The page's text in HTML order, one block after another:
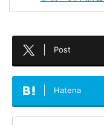
Post
Hatena